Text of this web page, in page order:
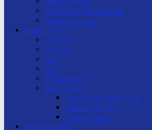
Gürtelprüfungskonzept
Hallenordnung
Ergebnisse
U10/U12
U13/U15
U18
U21
Erwachsene
Bundesliga
Termine & Ergebnisse
Männer-Team
Frauen-Team
Fitnessstudio